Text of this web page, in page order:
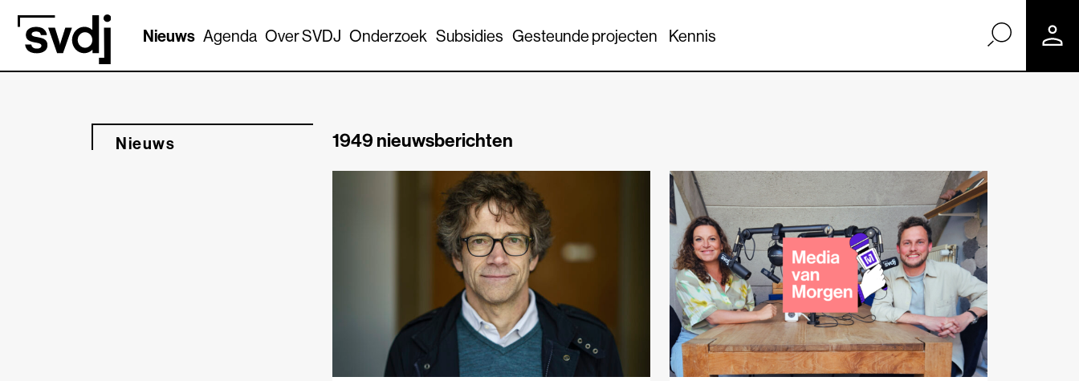
Naar hoofdinhoud
Nieuws Agenda Over SVDJ Onderzoek Subsidies Gesteunde projecten Kennis
Nieuws 1949 nieuwsberichten